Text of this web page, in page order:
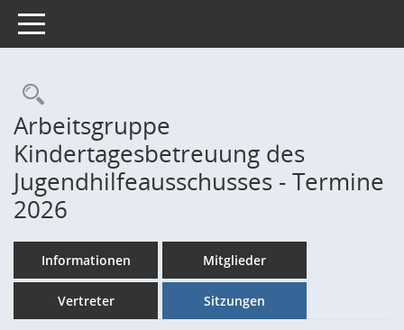
Toggle navigation
Rechercheauswahl
Arbeitsgruppe
Kindertagesbetreuung des
Jugendhilfeausschusses - Termine
2026
Informationen Mitglieder
Vertreter Sitzungen